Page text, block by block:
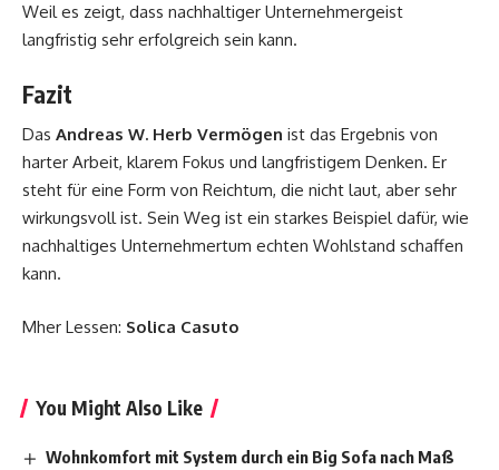
Weil es zeigt, dass nachhaltiger Unternehmergeist
langfristig sehr erfolgreich sein kann.
Fazit
Das Andreas W. Herb Vermögen ist das Ergebnis von
harter Arbeit, klarem Fokus und langfristigem Denken. Er
steht für eine Form von Reichtum, die nicht laut, aber sehr
wirkungsvoll ist. Sein Weg ist ein starkes Beispiel dafür, wie
nachhaltiges Unternehmertum echten Wohlstand schaffen
kann.
Mher Lessen: Solica Casuto
You Might Also Like
Wohnkomfort mit System durch ein Big Sofa nach Maß